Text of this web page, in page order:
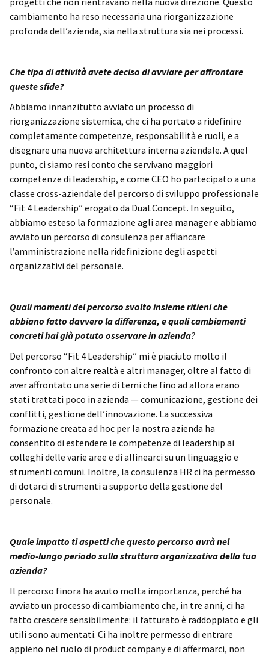
cambiamento ha reso necessaria una riorganizzazione
profonda dell’azienda, sia nella struttura sia nei processi.
Che tipo di attività avete deciso di avviare per affrontare
queste sfide?
Abbiamo innanzitutto avviato un processo di
riorganizzazione sistemica, che ci ha portato a ridefinire
completamente competenze, responsabilità e ruoli, e a
disegnare una nuova architettura interna aziendale. A quel
punto, ci siamo resi conto che servivano maggiori
competenze di leadership, e come CEO ho partecipato a una
classe cross-aziendale del percorso di sviluppo professionale
“Fit 4 Leadership” erogato da Dual.Concept. In seguito,
abbiamo esteso la formazione agli area manager e abbiamo
avviato un percorso di consulenza per affiancare
l’amministrazione nella ridefinizione degli aspetti
organizzativi del personale.
Quali momenti del percorso svolto insieme ritieni che
abbiano fatto davvero la differenza, e quali cambiamenti
concreti hai già potuto osservare in azienda?
Del percorso “Fit 4 Leadership” mi è piaciuto molto il
confronto con altre realtà e altri manager, oltre al fatto di
aver affrontato una serie di temi che fino ad allora erano
stati trattati poco in azienda — comunicazione, gestione dei
conflitti, gestione dell’innovazione. La successiva
formazione creata ad hoc per la nostra azienda ha
consentito di estendere le competenze di leadership ai
colleghi delle varie aree e di allinearci su un linguaggio e
strumenti comuni. Inoltre, la consulenza HR ci ha permesso
di dotarci di strumenti a supporto della gestione del
personale.
Quale impatto ti aspetti che questo percorso avrà nel
medio-lungo periodo sulla struttura organizzativa della tua
azienda?
Il percorso finora ha avuto molta importanza, perché ha
avviato un processo di cambiamento che, in tre anni, ci ha
fatto crescere sensibilmente: il fatturato è raddoppiato e gli
utili sono aumentati. Ci ha inoltre permesso di entrare
appieno nel ruolo di product company e di affermarci, non